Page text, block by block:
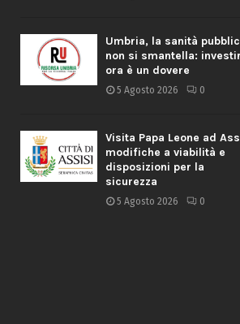
Umbria, la sanità
non si smantella:
ora è un dovere
5 Agosto 2026 0
Visita Papa Leone ad
modifiche a viabilità e
disposizioni per la
sicurezza
5 Agosto 2026 0